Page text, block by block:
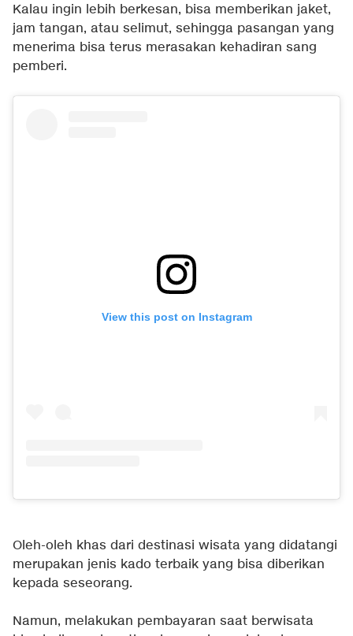
Kalau ingin lebih berkesan, bisa memberikan jaket,
jam tangan, atau selimut, sehingga pasangan yang
menerima bisa terus merasakan kehadiran sang
pemberi.
View this post on Instagram
Oleh-oleh khas dari destinasi wisata yang didatangi
merupakan jenis kado terbaik yang bisa diberikan
kepada seseorang.
Namun, melakukan pembayaran saat berwisata